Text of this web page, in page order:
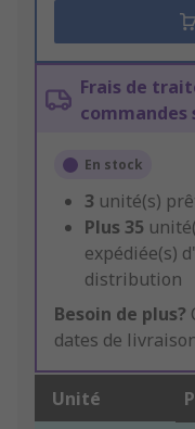
Frais de
commandes
En stock
3 unité(s)
Plus 35
expédiée(s)
distribution
Besoin de plus?
dates de
Unité